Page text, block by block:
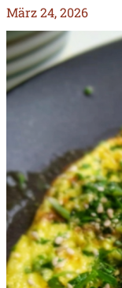
März 24, 2026